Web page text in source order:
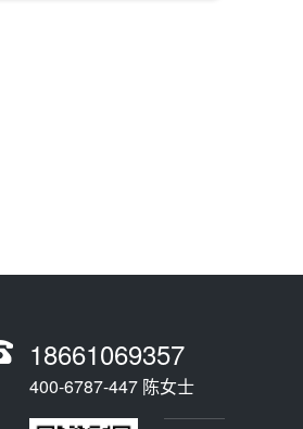
18661069357
400-6787-447 陈女士